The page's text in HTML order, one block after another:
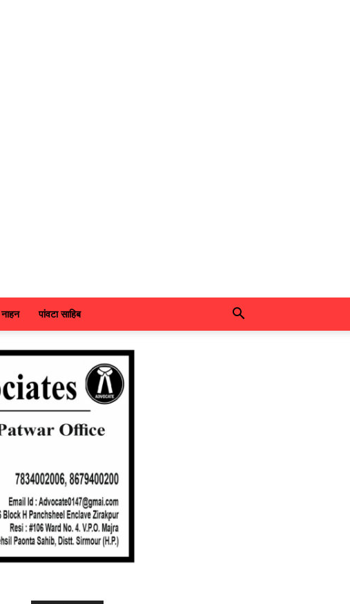
नाहन पांवटा साहिब